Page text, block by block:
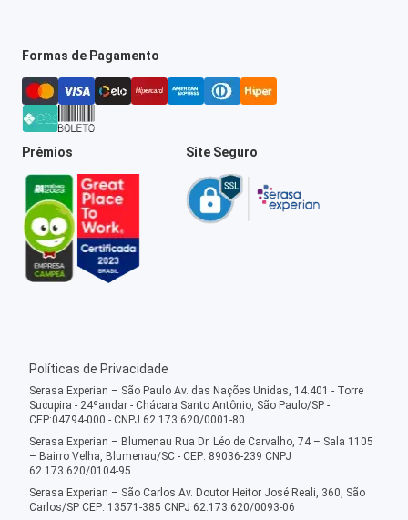
Formas de Pagamento
Prêmios Site Seguro
Políticas de Privacidade
Serasa Experian – São Paulo Av. das Nações Unidas, 14.401 - Torre
Sucupira - 24ºandar - Chácara Santo Antônio, São Paulo/SP -
CEP:04794-000 - CNPJ 62.173.620/0001-80
Serasa Experian – Blumenau Rua Dr. Léo de Carvalho, 74 – Sala 1105
– Bairro Velha, Blumenau/SC - CEP: 89036-239 CNPJ
62.173.620/0104-95
Serasa Experian – São Carlos Av. Doutor Heitor José Reali, 360, São
Carlos/SP CEP: 13571-385 CNPJ 62.173.620/0093-06